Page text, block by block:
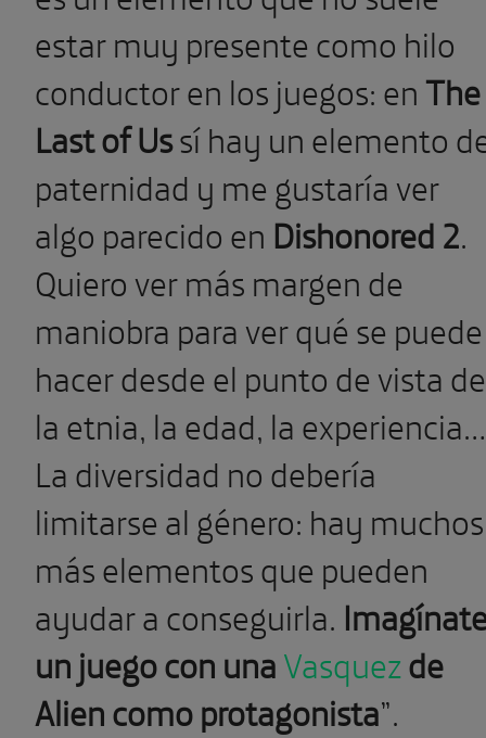
estar muy presente como hilo
conductor en los juegos: enThe
Last of Ussí hay un elemento
paternidad y me gustaría ver
algo parecido en Dishonored 2.
Quiero ver más margen de
maniobra para ver qué se puede
hacer desde el punto de vista de
la etnia, la edad, la experiencia…
La diversidad no debería
limitarse al género: hay muchos
más elementos que pueden
ayudar a conseguirla.
un juego con unaVasquezde
Alien como protagonista”.